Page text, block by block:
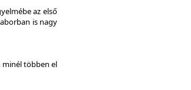
az első
is nagy
minél többen el